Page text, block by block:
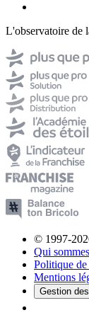
L'observatoire de
© 1997-
Qui
Politique
Mentions
Gestion